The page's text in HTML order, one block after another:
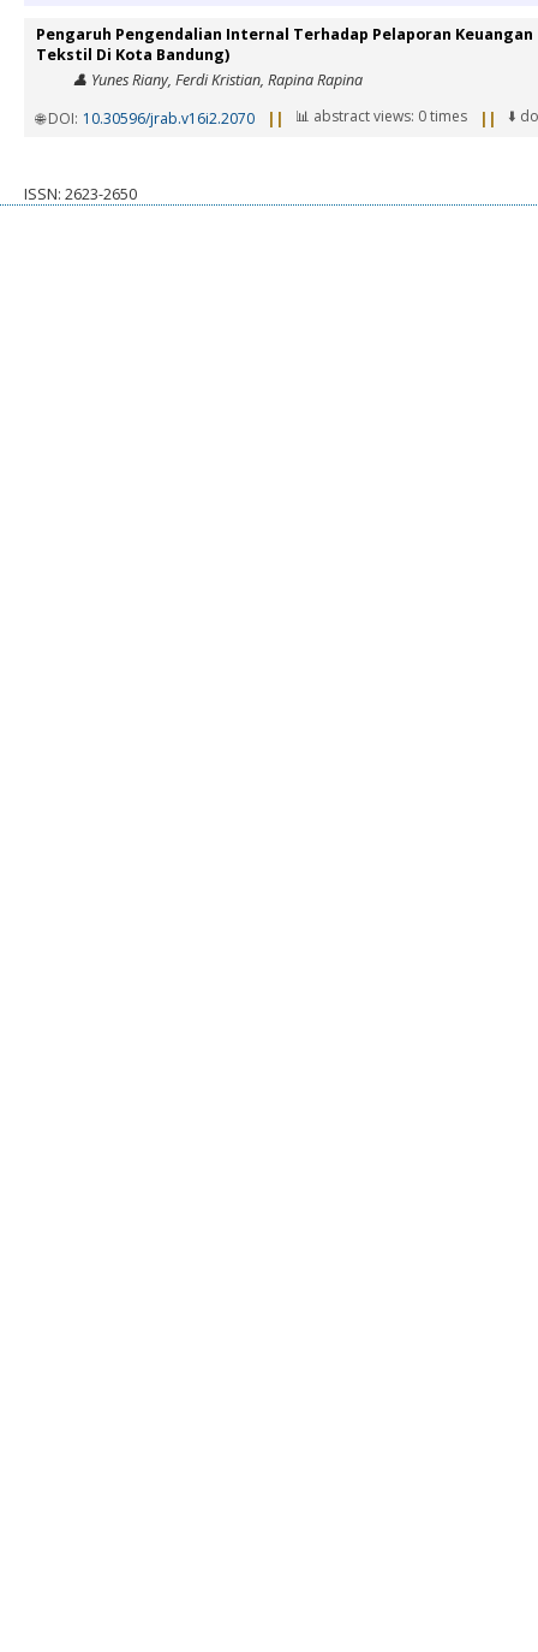
Pengaruh Pengendalian Internal Terhadap Pelaporan Keuangan
Tekstil Di Kota Bandung)
👤 Yunes Riany, Ferdi Kristian, Rapina Rapina
🌐 DOI: 10.30596/jrab.v16i2.2070 || 📊 abstract views: 0 times || ⬇️
ISSN: 2623-2650